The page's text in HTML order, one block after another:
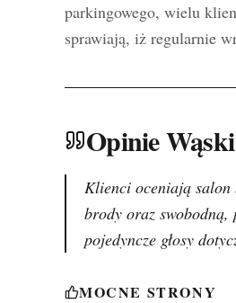
parkingowego, wielu
sprawiają, iż regularnie
Opinie
Klienci oceniają salon
brody oraz swobodną,
pojedyncze głosy
MOCNE STRONY